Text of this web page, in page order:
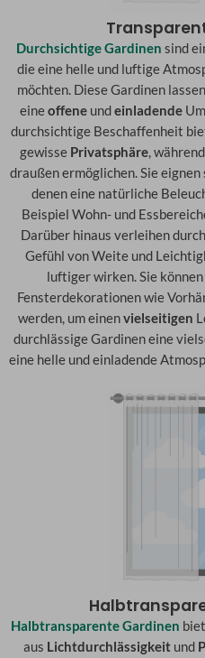
Durchsichtige Gardinen sind
die eine helle und luftige
möchten. Diese Gardinen
eineoffeneundeinladende
durchsichtige Beschaffenheit
gewisse Privatsphäre,
draußen ermöglichen. Sie
denen eine natürliche
Beispiel Wohn- und
Darüber hinaus verleihen
Gefühl von Weite und
luftiger wirken. Sie
Fensterdekorationen wie
werden, um einenvielseitigen
durchlässige Gardinen eine
eine helle und einladende
Halbtransparente Gardinen
aus Lichtdurchlässigkeit und